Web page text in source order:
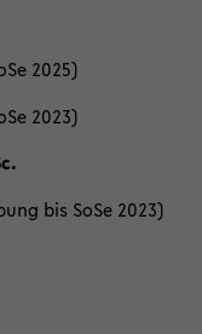
2025)
2023)
bis SoSe 2023)